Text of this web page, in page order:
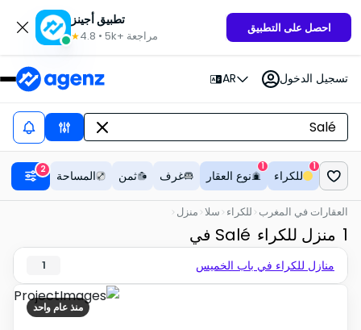
تطبيق أجينز
★4.8 • 5k+ مراجعة
احصل على التطبيق
AR تسجيل الدخول
للكراء
1
نوع العقار
1
غرف ثمن المساحة 2
العقارات في المغرب للكراء سلا منزل
1 منزل للكراء في Salé
منازل للكراء في باب الخميس 1
منذ عام واحد